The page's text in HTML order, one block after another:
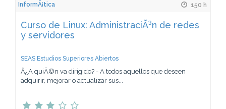
InformÃ¡tica 150 h
Curso de Linux: AdministraciÃ³n de redes
y servidores
SEAS Estudios Superiores Abiertos
Â¿A quiÃ©n va dirigido? - A todos aquellos que deseen
adquirir, mejorar o actualizar sus...